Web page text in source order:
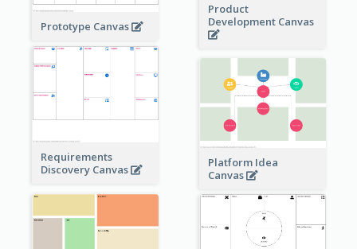
Product
Development Canvas
Prototype Canvas
Requirements
Discovery Canvas
Platform Idea
Canvas